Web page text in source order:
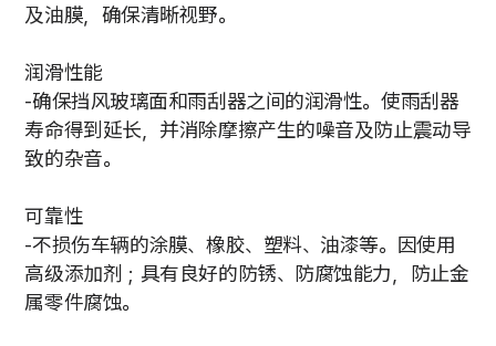
及油膜，确保清晰视野。
润滑性能
-确保挡风玻璃面和雨刮器之间的润滑性。使雨刮器
寿命得到延长，并消除摩擦产生的噪音及防止震动导
致的杂音。
可靠性
-不损伤车辆的涂膜、橡胶、塑料、油漆等。因使用
高级添加剂；具有良好的防锈、防腐蚀能力，防止金
属零件腐蚀。